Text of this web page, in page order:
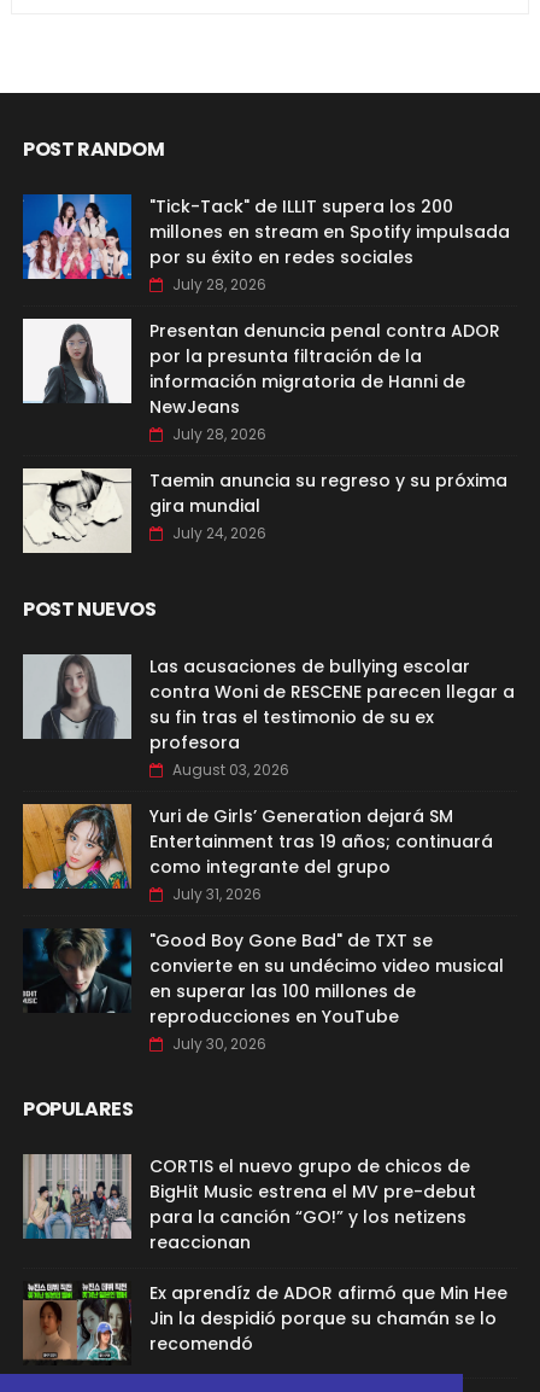
POST RANDOM
"Tick-Tack" de ILLIT supera los 200
millones en stream en Spotify impulsada
por su éxito en redes sociales
July 28, 2026
Presentan denuncia penal contra ADOR
por la presunta filtración de la
información migratoria de Hanni de
NewJeans
July 28, 2026
Taemin anuncia su regreso y su próxima
gira mundial
July 24, 2026
POST NUEVOS
Las acusaciones de bullying escolar
contra Woni de RESCENE parecen llegar a
su fin tras el testimonio de su ex
profesora
August 03, 2026
Yuri de Girls’ Generation dejará SM
Entertainment tras 19 años; continuará
como integrante del grupo
July 31, 2026
"Good Boy Gone Bad" de TXT se
convierte en su undécimo video musical
en superar las 100 millones de
reproducciones en YouTube
July 30, 2026
POPULARES
CORTIS el nuevo grupo de chicos de
BigHit Music estrena el MV pre-debut
para la canción “GO!” y los netizens
reaccionan
Ex aprendíz de ADOR afirmó que Min Hee
Jin la despidió porque su chamán se lo
recomendó